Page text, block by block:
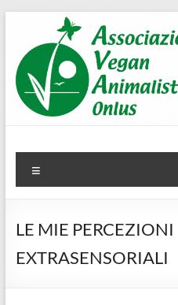
contenuto
AVA
Associazione Vegan
LE MIE PERCEZIONI
EXTRASENSORIALI